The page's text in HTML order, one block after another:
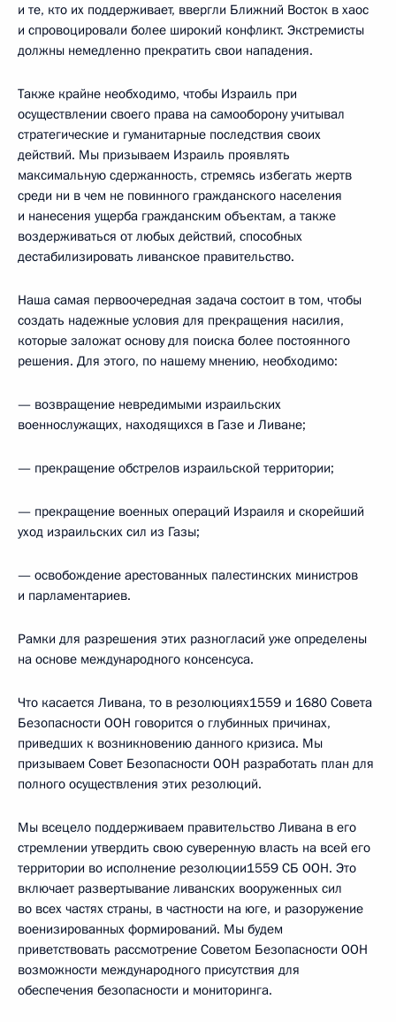
и те, кто их поддерживает, ввергли Ближний Восток в хаос
и спровоцировали более широкий конфликт. Экстремисты
должны немедленно прекратить свои нападения.
Также крайне необходимо, чтобы Израиль при
осуществлении своего права на самооборону учитывал
стратегические и гуманитарные последствия своих
действий. Мы призываем Израиль проявлять
максимальную сдержанность, стремясь избегать жертв
среди ни в чем не повинного гражданского населения
и нанесения ущерба гражданским объектам, а также
воздерживаться от любых действий, способных
дестабилизировать ливанское правительство.
Наша самая первоочередная задача состоит в том, чтобы
создать надежные условия для прекращения насилия,
которые заложат основу для поиска более постоянного
решения. Для этого, по нашему мнению, необходимо:
— возвращение невредимыми израильских
военнослужащих, находящихся в Газе и Ливане;
— прекращение обстрелов израильской территории;
— прекращение военных операций Израиля и скорейший
уход израильских сил из Газы;
— освобождение арестованных палестинских министров
и парламентариев.
Рамки для разрешения этих разногласий уже определены
на основе международного консенсуса.
Что касается Ливана, то в резолюциях1559 и 1680 Совета
Безопасности ООН говорится о глубинных причинах,
приведших к возникновению данного кризиса. Мы
призываем Совет Безопасности ООН разработать план для
полного осуществления этих резолюций.
Мы всецело поддерживаем правительство Ливана в его
стремлении утвердить свою суверенную власть на всей его
территории во исполнение резолюции1559 СБ ООН. Это
включает развертывание ливанских вооруженных сил
во всех частях страны, в частности на юге, и разоружение
военизированных формирований. Мы будем
приветствовать рассмотрение Советом Безопасности ООН
возможности международного присутствия для
обеспечения безопасности и мониторинга.